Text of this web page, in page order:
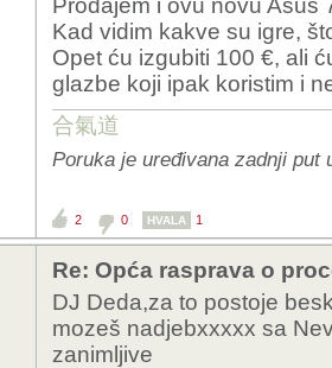
Prodajem i ovu novu Asus
Kad vidim kakve su igre,
Opet ću izgubiti 100 €, ali
glazbe koji ipak koristim i
合氣道
Poruka je uređivana zadnji put
2 0 HVALA 1
Re: Opća rasprava o
DJ Deda,za to postoje
mozeš nadjebxxxxx sa
zanimljive